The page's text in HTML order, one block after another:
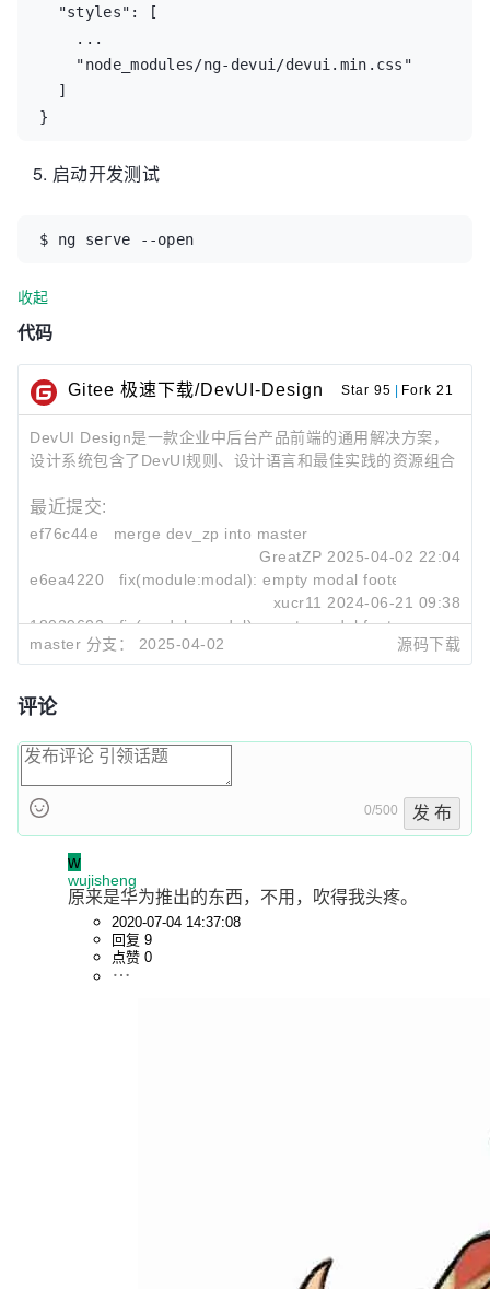
    DevUIModule
  ],
})
}
启动开发测试
$ ng serve --open
收起
代码
Gitee 极速下载/DevUI-Design Star 95 | Fork 21
DevUI Design是一款企业中后台产品前端的通用解决方案，
设计系统包含了DevUI规则、设计语言和最佳实践的资源组合
最近提交:
ef76c44e
merge dev_zp into master
GreatZP 2025-04-02 22:04
e6ea4220
fix(module:modal): empty modal footer style
xucr11 2024-06-21 09:38
18029602
fix(module:modal): empty modal footer style
2024-06-20 21:31
master 分支： 2025-04-02 源码下载
评论
0/500 发 布
w
wujisheng
原来是华为推出的东西，不用，吹得我头疼。
2020-07-04 14:37:08
回复 9
点赞 0